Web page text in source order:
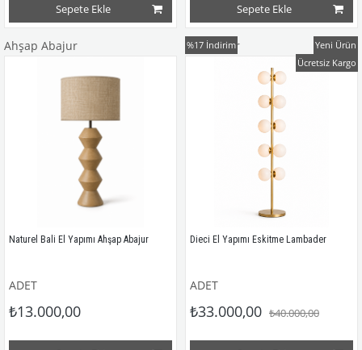
Sepete Ekle Sepete Ekle
Ahşap Abajur
Naturel Bali El Yapımı Ahşap Abajur
ADET
₺13.000,00
Lambader
Dieci El Yapımı Eskitme Lambader
ADET
₺33.000,00 ₺40.000,00
%17 İndirim
Ücretsiz Kargo
Yeni Ürün